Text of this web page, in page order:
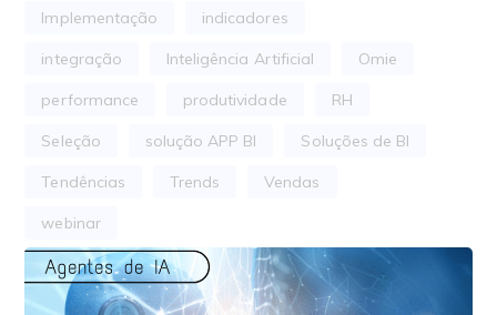
Implementação indicadores
integração Inteligência Artificial Omie
performance produtividade RH
Seleção solução APP BI Soluções de BI
Tendências Trends Vendas
webinar